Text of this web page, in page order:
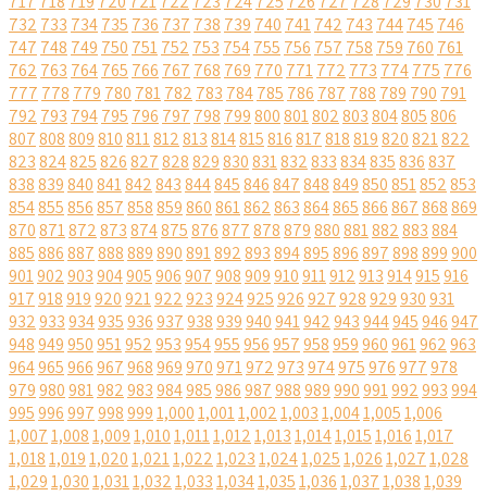
732 733 734735 736 737 738 739 740 741742 743 744745 746
747 748 749 750 751752 753 754755 756 757 758 759 760 761
762 763 764765 766 767 768 769 770 771772 773 774775 776
777 778 779 780 781782 783 784785 786 787 788 789 790 791
792 793 794795 796 797 798 799800801802803804805806
807808809810811812813814815816817818819820821822
823824825826827828829830831832833834835836837
838839840841842843844845846847848849850851852853
854855856857858859860861862863864865866867868869
870871872873874875876877878879880881882883884
885886887888889890891892893894895896897898899900
901902903904905906907908909910911912913914915916
917918919920921922923924925926927928929930931
932933934935936937938939940941942943944945946947
948949950951952953954955956957958959960961962963
964965966967968969970971972973974975976977978
979980981982983984985986987988989990991992993994
9959969979989991,0001,0011,0021,0031,0041,0051,006
1,0071,0081,0091,0101,0111,0121,0131,0141,0151,0161,017
1,0181,0191,0201,0211,0221,0231,0241,0251,0261,0271,028
1,0291,0301,0311,0321,0331,0341,0351,0361,0371,0381,039